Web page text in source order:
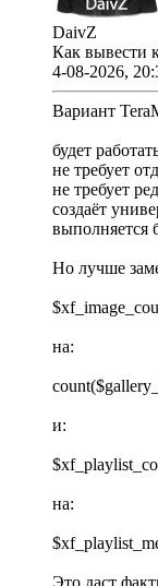
DaivZ
Как вывести
4-08-2026,
Вариант
будет
не требует
не требует
создаёт
выполняется
Но лучше
на:
и:
на:
Это даст